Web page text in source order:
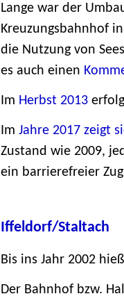
Lange war der
Kreuzungsbahnhof
die Nutzung von
es auch einen
Im Herbst 2013
Im Jahre 2017 zeigt
Zustand wie 2009,
ein barrierefreier
Iffeldorf/Staltach
Bis ins Jahr 2002
Der Bahnhof bzw.